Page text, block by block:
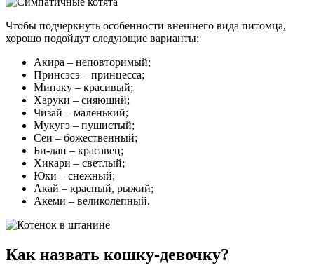
Чтобы подчеркнуть особенности внешнего вида питомца,
хорошо подойдут следующие варианты:
Акира – неповторимый;
Принсэсэ – принцесса;
Минаку – красивый;
Харуки – сияющий;
Чизай – маленький;
Мукугэ – пушистый;
Сеи – божественный;
Би-дан – красавец;
Хикари – светлый;
Юки – снежный;
Акай – красный, рыжий;
Акеми – великолепный.
Как назвать кошку-девочку?